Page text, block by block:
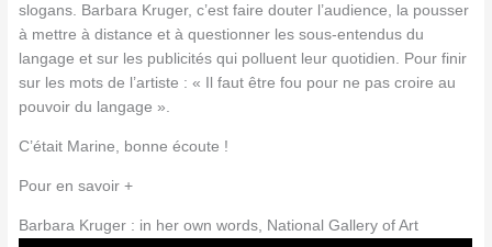
slogans. Barbara Kruger, c’est faire douter l’audience, la pousser
à mettre à distance et à questionner les sous-entendus du
langage et sur les publicités qui polluent leur quotidien. Pour finir
sur les mots de l’artiste : « Il faut être fou pour ne pas croire au
pouvoir du langage ».
C’était Marine, bonne écoute !
Pour en savoir +
Barbara Kruger : in her own words, National Gallery of Art